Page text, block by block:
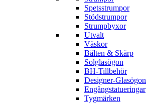
Spetsstrumpor
Stödstrumpor
Strumpbyxor
Utvalt
Väskor
Bälten & Skärp
Solglasögon
BH-Tillbehör
Designer-Glasögon
Engångstatueringar
Tygmärken